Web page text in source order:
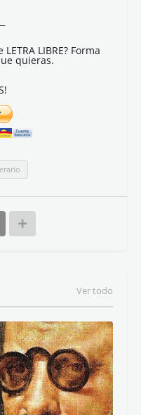
LIBRE? Forma
quieras.
Ver todo